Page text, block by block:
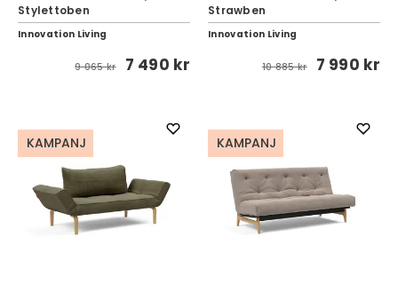
Stylettoben
Innovation Living
9 065 kr 7 490 kr
Strawben
Innovation Living
10 885 kr 7 990 kr
KAMPANJ KAMPANJ